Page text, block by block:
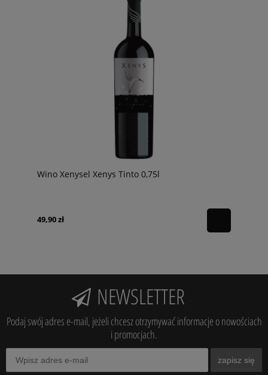
Wino Xenysel Xenys Tinto 0,75l
49,90 zł
NEWSLETTER
Podaj swój adres e-mail, jeżeli chcesz otrzymywać informacje o nowościach
i promocjach.
zapisz się